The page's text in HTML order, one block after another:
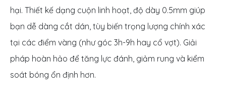
hại. Thiết kế dạng cuộn linh hoạt, độ dày 0.5mm giúp
bạn dễ dàng cắt dán, tùy biến trọng lượng chính xác
tại các điểm vàng (như góc 3h-9h hay cổ vợt). Giải
pháp hoàn hảo để tăng lực đánh, giảm rung và kiểm
soát bóng ổn định hơn.